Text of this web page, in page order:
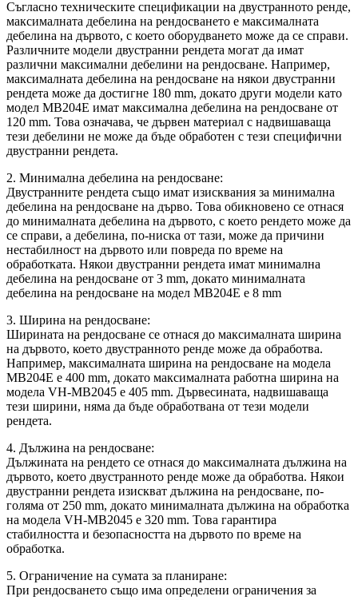
Съгласно техническите спецификации на двустранното ренде,
максималната дебелина на рендосването е максималната
дебелина на дървото, с което оборудването може да се справи.
Различните модели двустранни рендета могат да имат
различни максимални дебелини на рендосване. Например,
максималната дебелина на рендосване на някои двустранни
рендета може да достигне 180 mm, докато други модели като
модел MB204E имат максимална дебелина на рендосване от
120 mm. Това означава, че дървен материал с надвишаваща
тези дебелини не може да бъде обработен с тези специфични
двустранни рендета.
2. Минимална дебелина на рендосване:
Двустранните рендета също имат изисквания за минимална
дебелина на рендосване на дърво. Това обикновено се отнася
до минималната дебелина на дървото, с което рендето може да
се справи, а дебелина, по-ниска от тази, може да причини
нестабилност на дървото или повреда по време на
обработката. Някои двустранни рендета имат минимална
дебелина на рендосване от 3 mm, докато минималната
дебелина на рендосване на модел MB204E е 8 mm
3. Ширина на рендосване:
Ширината на рендосване се отнася до максималната ширина
на дървото, което двустранното ренде може да обработва.
Например, максималната ширина на рендосване на модела
MB204E е 400 mm, докато максималната работна ширина на
модела VH-MB2045 е 405 mm. Дървесината, надвишаваща
тези ширини, няма да бъде обработвана от тези модели
рендета.
4. Дължина на рендосване:
Дължината на рендето се отнася до максималната дължина на
дървото, което двустранното ренде може да обработва. Някои
двустранни рендета изискват дължина на рендосване, по-
голяма от 250 mm, докато минималната дължина на обработка
на модела VH-MB2045 е 320 mm. Това гарантира
стабилността и безопасността на дървото по време на
обработка.
5. Ограничение на сумата за планиране:
При рендосването също има определени ограничения за